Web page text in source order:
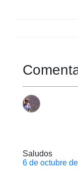
Saludos
6 de octubre